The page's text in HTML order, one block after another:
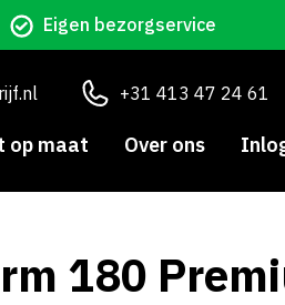
Eigen bezorgservice
+31 413 47 24 61
op maat Over ons
180